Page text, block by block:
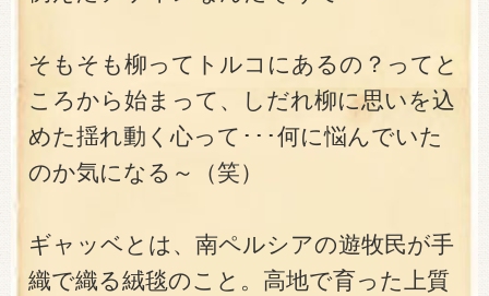
そもそも柳ってトルコにあるの？ってと
ころから始まって、しだれ柳に思いを込
めた揺れ動く心って･･･何に悩んでいた
のか気になる～（笑）
ギャッベとは、南ペルシアの遊牧民が手
織で織る絨毯のこと。高地で育った上質